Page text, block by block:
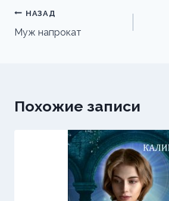
Навигация
по
НАЗАД
Муж напрокат
Похожие записи